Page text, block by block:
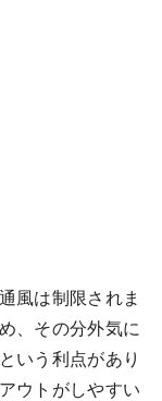
風は制限されま
、その分外気に
いう利点があり
ウトがしやすい